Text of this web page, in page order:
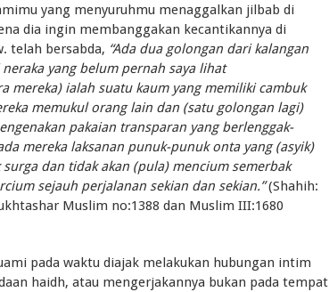
yang menyuruhmu menaggalkan jilbab di
dia ingin membanggakan kecantikannya di
telah bersabda, “Ada dua golongan dari kalangan
yang belum pernah saya lihat
mereka) ialah suatu kaum yang memiliki cambuk
memukul orang lain dan (satu golongan lagi)
pakaian transparan yang berlenggak-
mereka laksanan punuk-punuk onta yang (asyik)
dan tidak akan (pula) mencium semerbak
sejauh perjalanan sekian dan sekian.”(Shahih:
Muslim no:1388 dan Muslim III:1680
pada waktu diajak melakukan hubungan intim
haidh, atau mengerjakannya bukan pada tempat